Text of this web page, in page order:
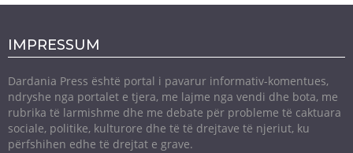
IMPRESSUM
Dardania Press është portal i pavarur informativ-komentues,
ndryshe nga portalet e tjera, me lajme nga vendi dhe bota, me
rubrika të larmishme dhe me debate për probleme të caktuara
sociale, politike, kulturore dhe të të drejtave të njeriut, ku
përfshihen edhe të drejtat e grave.